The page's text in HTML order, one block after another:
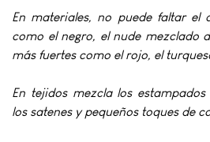
En materiales, no puede faltar el
como el negro, el nude mezclado
más fuertes como el rojo, el
En tejidos mezcla los
los satenes y pequeños toques de